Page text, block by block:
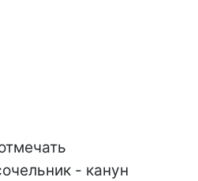
- канун